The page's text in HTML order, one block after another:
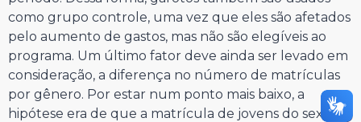
como grupo controle, uma vez que eles são afetados
pelo aumento de gastos, mas não são elegíveis ao
programa. Um último fator deve ainda ser levado em
consideração, a diferença no número de matrículas
por gênero. Por estar num ponto mais baixo, a
hipótese era de que a matrícula de jovens do sexo